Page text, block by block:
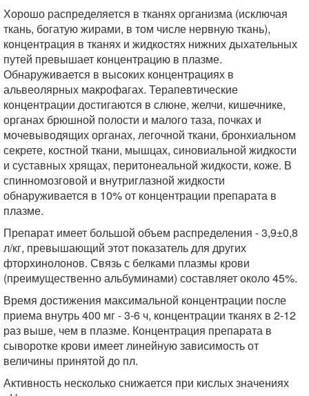
Хорошо распределяется в тканях организма (исключая
ткань, богатую жирами, в том числе нервную ткань),
концентрация в тканях и жидкостях нижних дыхательных
путей превышает концентрацию в плазме.
Обнаруживается в высоких концентрациях в
альвеолярных макрофагах. Терапевтические
концентрации достигаются в слюне, желчи, кишечнике,
органах брюшной полости и малого таза, почках и
мочевыводящих органах, легочной ткани, бронхиальном
секрете, костной ткани, мышцах, синовиальной жидкости
и суставных хрящах, перитонеальной жидкости, коже. В
спинномозговой и внутриглазной жидкости
обнаруживается в 10% от концентрации препарата в
плазме.
Препарат имеет большой объем распределения - 3,9±0,8
л/кг, превышающий этот показатель для других
фторхинолонов. Связь с белками плазмы крови
(преимущественно альбуминами) составляет около 45%.
Время достижения максимальной концентрации после
приема внутрь 400 мг - 3-6 ч, концентрации тканях в 2-12
раз выше, чем в плазме. Концентрация препарата в
сыворотке крови имеет линейную зависимость от
величины принятой до пл.
Активность несколько снижается при кислых значениях